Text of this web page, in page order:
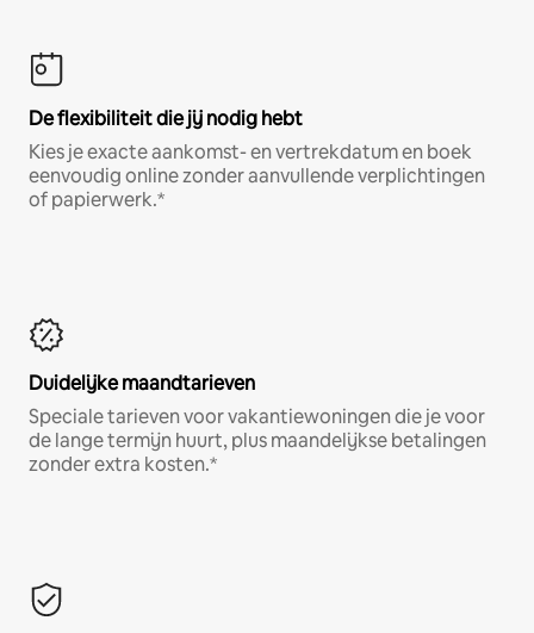
De flexibiliteit die jij nodig hebt
Kies je exacte aankomst- en vertrekdatum en boek
eenvoudig online zonder aanvullende verplichtingen
of papierwerk.*
Duidelijke maandtarieven
Speciale tarieven voor vakantiewoningen die je voor
de lange termijn huurt, plus maandelijkse betalingen
zonder extra kosten.*